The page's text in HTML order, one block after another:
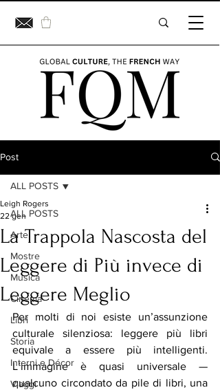
Post
ALL POSTS
Arte
Mostre
Musica
Cinema
Libri
Storia
Interni e Décor
Viaggi
ALL POSTS
La Trappola Nascosta del
Leggere di Più invece di
Leggere Meglio
Leigh Rogers
22 gen
Per molti di noi esiste un’assunzione
culturale silenziosa: leggere più libri
equivale a essere più intelligenti.
L’immagine è quasi universale —
qualcuno circondato da pile di libri, una